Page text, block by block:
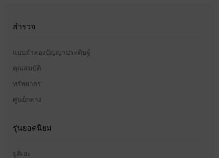
สำรวจ
แบบจำลองปัญญาประดิษฐ์
คุณสมบัติ
ทรัพยากร
ศูนย์กลาง
รุ่นยอดนิยม
ยูคิเอะ